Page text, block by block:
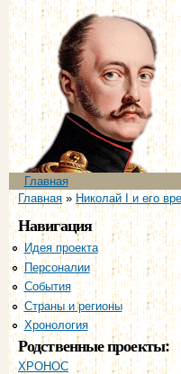
Главное меню
Главная
Вы здесь
Главная» Николай I и его
Навигация
Идея проекта
Персоналии
События
Страны и регионы
Хронология
Родственные проекты:
ХРОНОС